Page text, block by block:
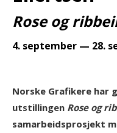
Rose og
4. september — 28.
Norske Grafikere har
utstillingen Rose og
samarbeidsprosjekt